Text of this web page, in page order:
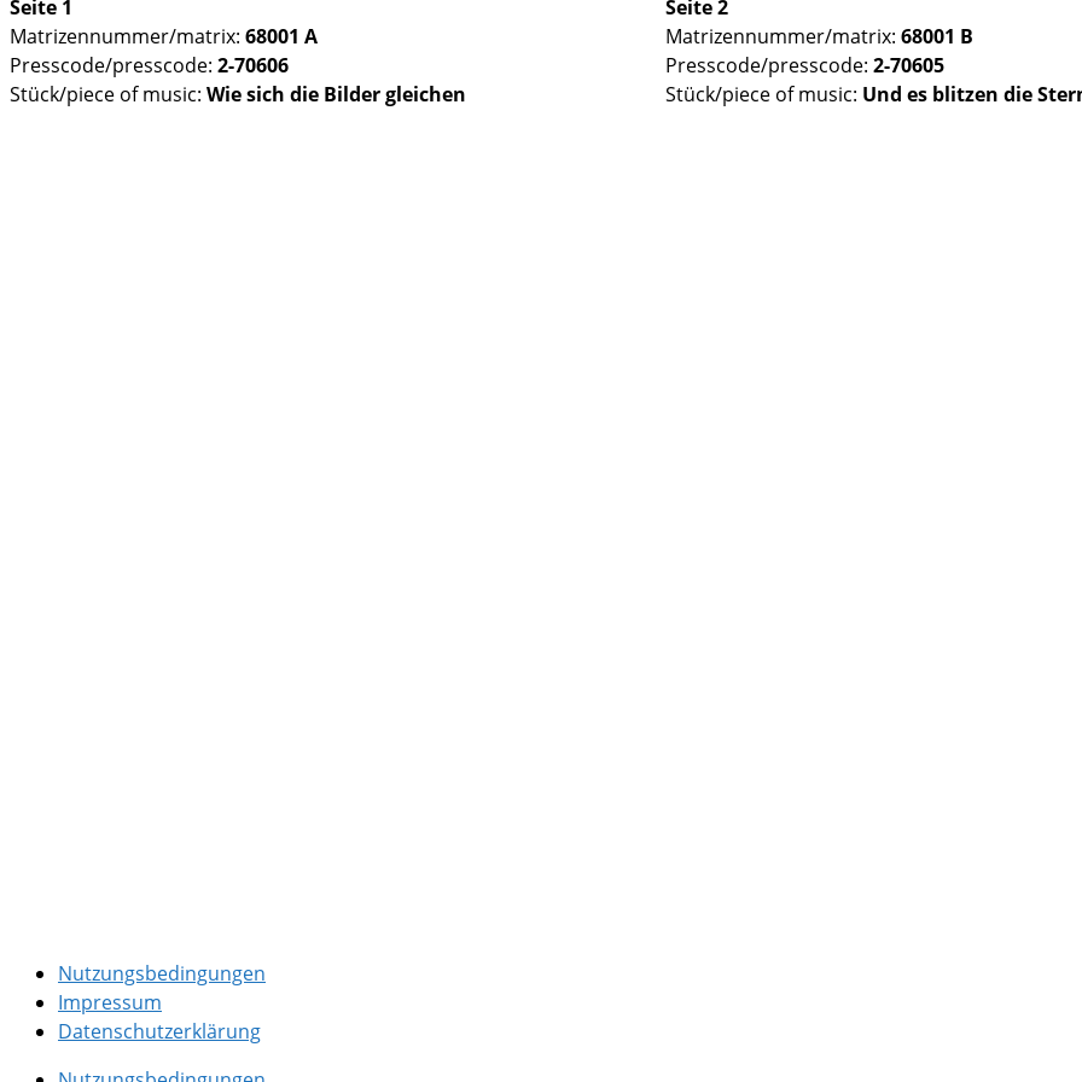
Seite 1
Matrizennummer/matrix: 68001 A
Presscode/presscode: 2-70606
Stück/piece of music: Wie sich die Bilder gleichen
Seite 2
Matrizennummer/matrix: 68001 B
Presscode/presscode: 2-70605
Stück/piece of music: Und es blitzen die
Nutzungsbedingungen
Impressum
Datenschutzerklärung